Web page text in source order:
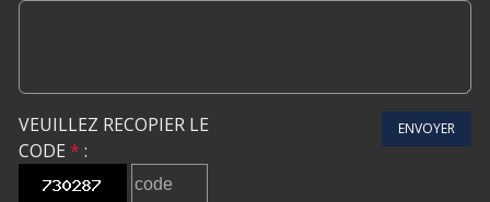
VEUILLEZ RECOPIER LE
CODE * :
ENVOYER